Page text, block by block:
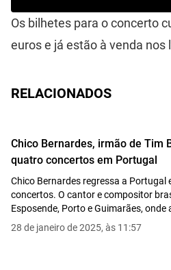
Os bilhetes para o concerto
euros e já estão à venda nos
RELACIONADOS
Chico Bernardes, irmão de Tim
quatro concertos em Portugal
Chico Bernardes regressa a Portugal
concertos. O cantor e compositor
Esposende, Porto e Guimarães,
Outros Fios".
28 de janeiro de 2025, às 11:57